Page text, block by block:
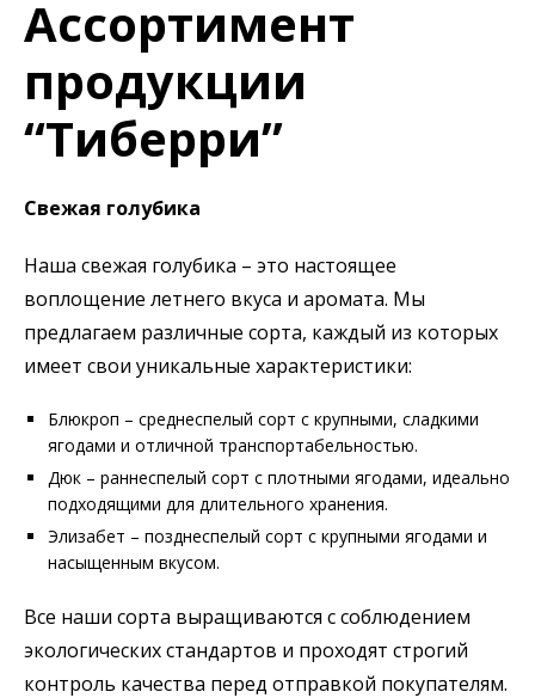
Ассортимент
продукции
“Тиберри”
Свежая голубика
Наша свежая голубика – это настоящее
воплощение летнего вкуса и аромата. Мы
предлагаем различные сорта, каждый из которых
имеет свои уникальные характеристики:
Блюкроп – среднеспелый сорт с крупными, сладкими
ягодами и отличной транспортабельностью.
Дюк – раннеспелый сорт с плотными ягодами, идеально
подходящими для длительного хранения.
Элизабет – позднеспелый сорт с крупными ягодами и
насыщенным вкусом.
Все наши сорта выращиваются с соблюдением
экологических стандартов и проходят строгий
контроль качества перед отправкой покупателям.